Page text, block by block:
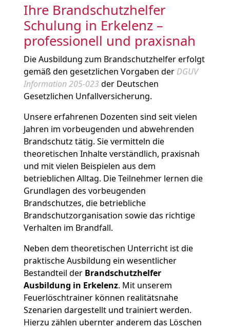
Ihre Brandschutzhelfer
Schulung in Erkelenz –
professionell und praxisnah
Die Ausbildung zum Brandschutzhelfer erfolgt
gemäß den gesetzlichen Vorgaben der DGUV
Information 205-023der Deutschen
Gesetzlichen Unfallversicherung.
Unsere erfahrenen Dozenten sind seit vielen
Jahren im vorbeugenden und abwehrenden
Brandschutz tätig. Sie vermitteln die
theoretischen Inhalte verständlich, praxisnah
und mit vielen Beispielen aus dem
betrieblichen Alltag. Die Teilnehmer lernen die
Grundlagen des vorbeugenden
Brandschutzes, die betriebliche
Brandschutzorganisation sowie das richtige
Verhalten im Brandfall.
Neben dem theoretischen Unterricht ist die
praktische Ausbildung ein wesentlicher
Bestandteil der Brandschutzhelfer
Ausbildung in Erkelenz. Mit unserem
Feuerlöschtrainer können realitätsnahe
Szenarien dargestellt und trainiert werden.
Hierzu zählen ubernter anderem das Löschen